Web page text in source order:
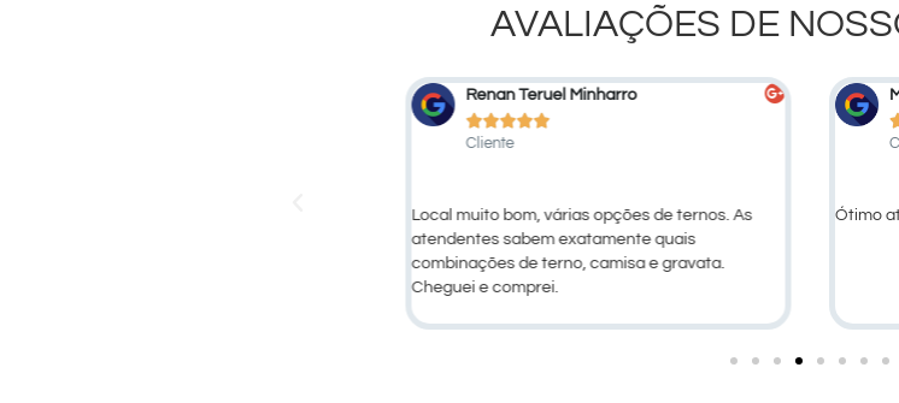
AVALIAÇÕES DE
Renan Teruel Minharro

Cliente
Local muito bom, várias opções de ternos. As
atendentes sabem exatamente quais
combinações de terno, camisa e gravata.
Cheguei e comprei.
Ótimo